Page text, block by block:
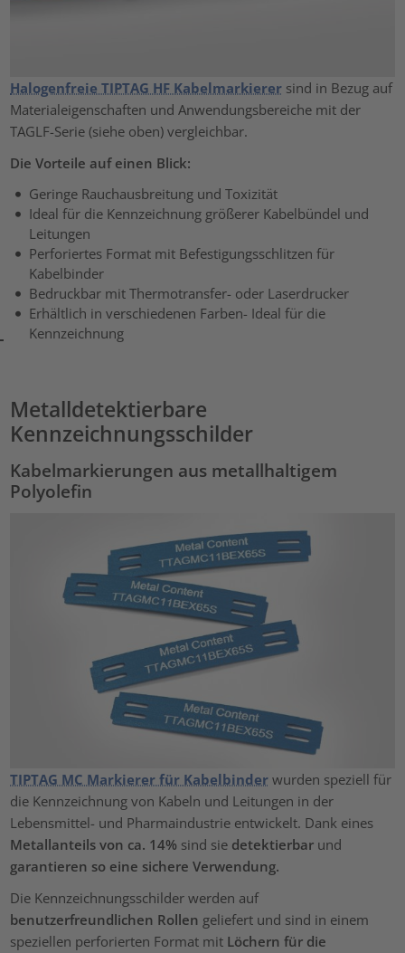
Halogenfreie TIPTAG HF Kabelmarkierer sind in Bezug auf
Materialeigenschaften und Anwendungsbereiche mit der
TAGLF-Serie (siehe oben) vergleichbar.
Die Vorteile auf einen Blick:
Geringe Rauchausbreitung und Toxizität
Ideal für die Kennzeichnung größerer Kabelbündel und
Leitungen
Perforiertes Format mit Befestigungsschlitzen für
Kabelbinder
Bedruckbar mit Thermotransfer- oder Laserdrucker
Erhältlich in verschiedenen Farben- Ideal für die
Kennzeichnung
Metalldetektierbare
Kennzeichnungsschilder
Kabelmarkierungen aus metallhaltigem
Polyolefin
TIPTAG MC Markierer für Kabelbinder wurden speziell für
die Kennzeichnung von Kabeln und Leitungen in der
Lebensmittel- und Pharmaindustrie entwickelt. Dank eines
Metallanteils von ca. 14% sind sie detektierbar und
garantieren so eine sichere Verwendung.
Die Kennzeichnungsschilder werden auf
benutzerfreundlichen Rollen geliefert und sind in einem
speziellen perforierten Format mit Löchern für die